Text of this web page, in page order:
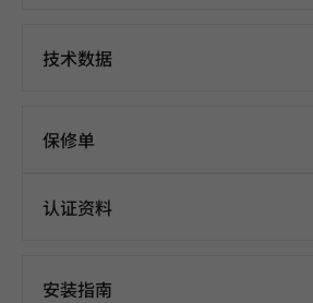
技术数据
保修单
认证资料
安装指南